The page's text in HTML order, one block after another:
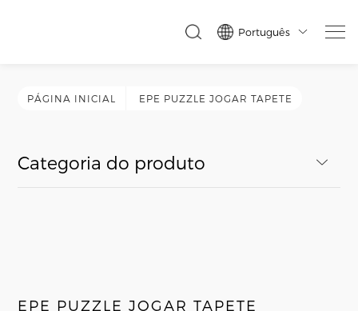
Português 
PÁGINA INICIAL EPE PUZZLE JOGAR TAPETE
Categoria do produto
EPE PUZZLE JOGAR TAPETE